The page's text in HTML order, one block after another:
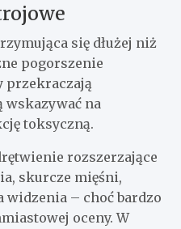
się dłużej niż
pogorszenie
przekraczają
wskazywać na
toksyczną.
rozszerzające
skurcze mięśni,
widzenia – choć bardzo
oceny. W